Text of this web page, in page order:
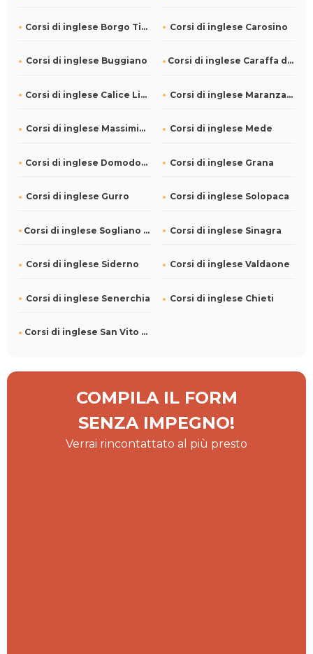
Corsi di inglese Borgo Ticino Corsi di inglese Carosino
Corsi di inglese Buggiano Corsi di inglese Caraffa di Catanzaro
Corsi di inglese Calice Ligure Corsi di inglese Maranzana
Corsi di inglese Massimino Corsi di inglese Mede
Corsi di inglese Domodossola Corsi di inglese Grana
Corsi di inglese Gurro Corsi di inglese Solopaca
Corsi di inglese Sogliano al Rubicone Corsi di inglese Sinagra
Corsi di inglese Siderno Corsi di inglese Valdaone
Corsi di inglese Senerchia Corsi di inglese Chieti
Corsi di inglese San Vito sullo Ionio
COMPILA IL FORM
SENZA IMPEGNO!
Verrai rincontattato al più presto